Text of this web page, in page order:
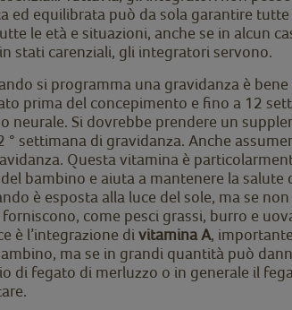
ed equilibrata può da sola garantire
le età e situazioni, anche se in alcun
stati carenziali, gli integratori servono.
si programma una gravidanza è
prima del concepimento e fino a 12
neurale. Si dovrebbe prendere un
settimana di gravidanza. Anche
Questa vitamina è
bambino e aiuta a mantenere la salute
è esposta alla luce del sole, ma se non
come pesci grassi, burro e
è l’integrazione di vitamina A,
ma se in grandi quantità può
di fegato di merluzzo o in generale il